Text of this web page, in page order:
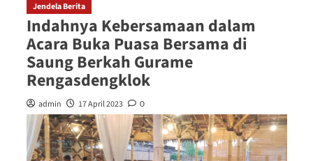
Jendela Berita
Indahnya Kebersamaan dalam
Acara Buka Puasa Bersama di
Saung Berkah Gurame
Rengasdengklok
admin 17 April 2023 0